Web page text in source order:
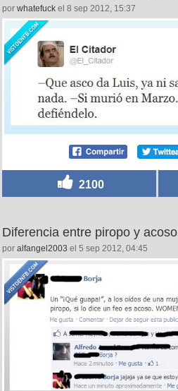
por whatefuck el 8 sep 2012, 15:37
2100
Diferencia entre piropo y acoso
por alfangel2003 el 5 sep 2012, 04:45